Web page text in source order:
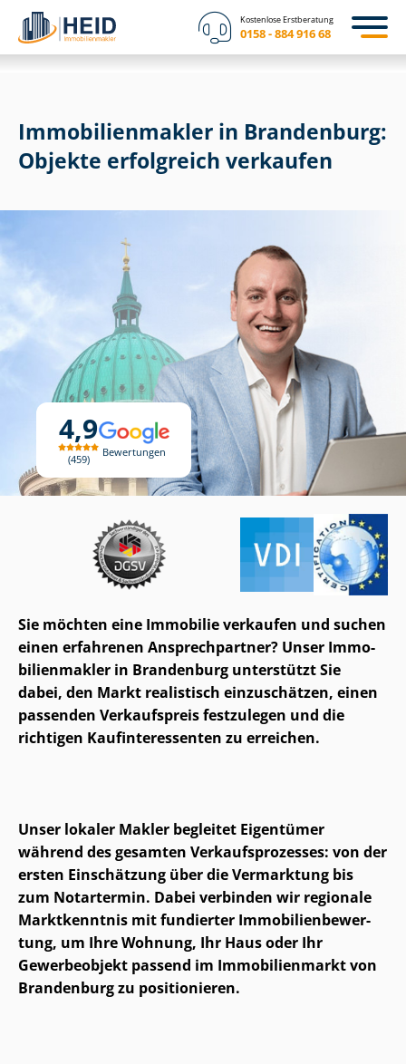
Kostenlose Erstberatung
0158 - 884 916 68
4,9
459
Bewertungen
Im­mo­bi­li­en­mak­ler in Brandenburg:
Objekte erfolgreich verkaufen
Sie möchten eine Immobilie verkaufen und suchen
einen erfahrenen Ansprechpartner? Unser Im­mo­
bi­li­en­mak­ler in Brandenburg unterstützt Sie
dabei, den Markt realistisch einzuschätzen, einen
passenden Verkaufspreis festzulegen und die
richtigen Kauf­in­ter­es­sen­ten zu erreichen.
Unser lokaler Makler begleitet Eigentümer
während des gesamten Ver­kaufs­pro­zes­ses: von der
ersten Einschätzung über die Vermarktung bis
zum Notartermin. Dabei verbinden wir regionale
Marktkenntnis mit fundierter Im­mo­bi­li­en­be­wer­
tung, um Ihre Wohnung, Ihr Haus oder Ihr
Gewerbeobjekt passend im Immobilienmarkt von
Brandenburg zu positionieren.